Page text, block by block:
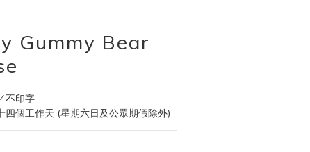
Gummy Bear
不印字
四個工作天 (星期六日及公眾期假除外)